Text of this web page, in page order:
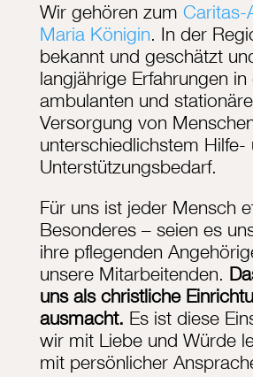
Wir gehören zum Caritas-
Maria Königin. In der
bekannt und geschätzt
langjährige Erfahrungen in
ambulanten und
Versorgung von
unterschiedlichstem Hilfe-
Unterstützungsbedarf.
Für uns ist jeder Mensch
Besonderes – seien es
ihre pflegenden
unsere Mitarbeitenden.
uns als christliche
ausmacht. Es ist diese
wir mit Liebe und Würde
mit persönlicher